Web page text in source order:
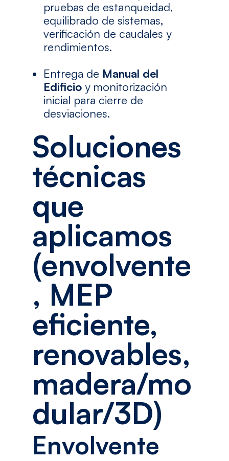
pruebas de estanqueidad,
equilibrado de sistemas,
verificación de caudales y
rendimientos.
Entrega de Manual del
Edificioy monitorización
inicial para cierre de
desviaciones.
Soluciones
técnicas
que
aplicamos
(envolvente
, MEP
eficiente,
renovables,
madera/mo
dular/3D)
Envolvente